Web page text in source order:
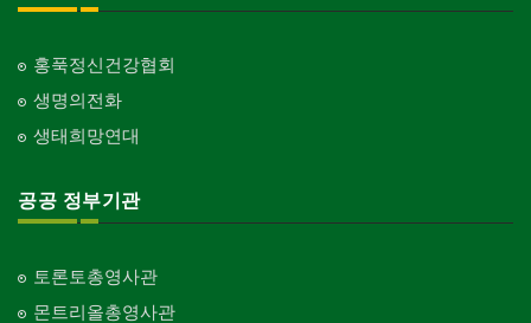
홍푹정신건강협회
생명의전화
생태희망연대
공공 정부기관
토론토총영사관
몬트리올총영사관